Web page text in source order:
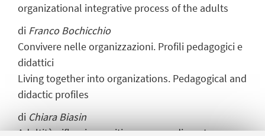
organizational integrative process of the adults
di Franco Bochicchio
Convivere nelle organizzazioni. Profili pedagogici e
didattici
Living together into organizations. Pedagogical and
didactic profiles
di Chiara Biasin
Adultità, riflessione critica e apprendimento